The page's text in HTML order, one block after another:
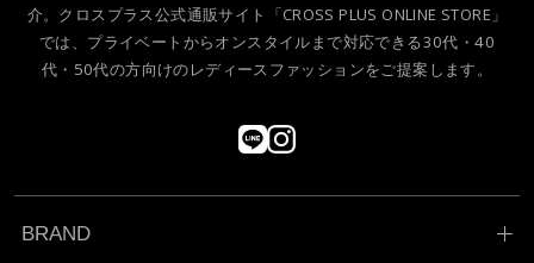
介。クロスプラス公式通販サイト「CROSS PLUS ONLINE STORE」
では、プライベートからオンスタイルまで対応できる30代・40
代・50代の方向けのレディースファッションをご提案します。
BRAND